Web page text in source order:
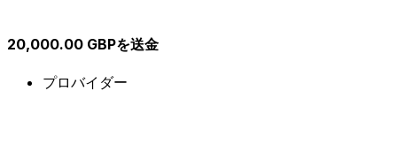
20,000.00 GBPを送金
プロバイダー